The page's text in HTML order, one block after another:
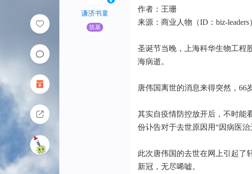
谦济书童
筑基
作者：王珊
来源：商业人物（ID：biz-leaders
圣诞节当晚，上海科华生物工程
海病逝。
唐伟国离世的消息来得突然，66
其实自疫情防控放开后，不时能
份讣告对于去世原因用“因病医治
此次唐伟国的去世在网上引起了
新冠，无尽唏嘘。